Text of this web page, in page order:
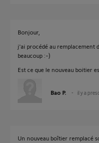
Bonjour,
j'ai procédé au remplacement
beaucoup :-)
Est ce que le nouveau boitier
Bao P. il y a
Un nouveau boîtier remplacé